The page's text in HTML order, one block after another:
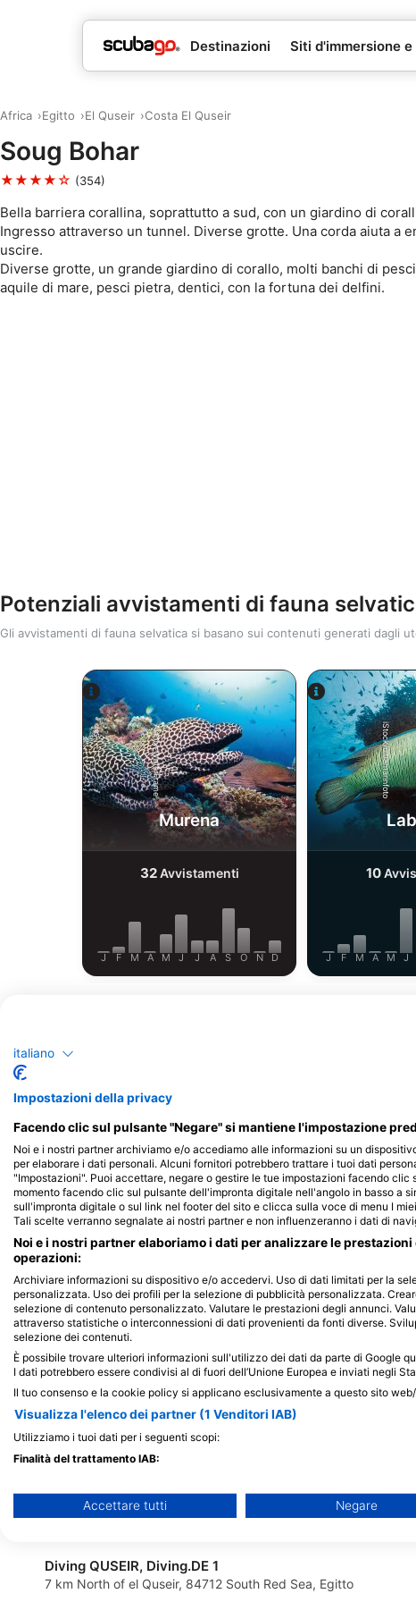
Destinazioni Siti d'immersione
Africa Egitto El Quseir Costa El Quseir
Soug Bohar
★★★★☆ (354)
Bella barriera corallina, soprattutto a sud, con un giardino di
Ingresso attraverso un tunnel. Diverse grotte. Una corda aiuta a
uscire.
Diverse grotte, un grande giardino di corallo, molti banchi di
aquile di mare, pesci pietra, dentici, con la fortuna dei delfini.
Potenziali avvistamenti di fauna
Gli avvistamenti di fauna selvatica si basano sui contenuti generati dagli
Alamy-WaterFrame
Murena
32Avvistamenti
J F M A M J J A S O N D
iStock/ultramarinfoto
10
J F M A M J
Centri d'immersione che riforniscono
Extra Divers El Quseir, Mövenpick
Resort
Mövenpick Resort, 84712 El Quseir,
Egitto
Ducks Diving Quesier
Rohanou Beach Resort,
Egitto
Sea World Diving Center
Three Corners Sea Beach, 0100 Marsa Alam, Egitto
The Divers Universe
Flamenco beach and Resort / Kilo 7 North Quseir, 00000
Diving QUSEIR, Diving.DE 1
7 km North of el Quseir, 84712 South Red Sea, Egitto
italiano
Impostazioni della privacy
Facendo clic sul pulsante "Negare" si mantiene l'impostazione
Noi e i nostri partner archiviamo e/o accediamo alle informazioni su un
per elaborare i dati personali. Alcuni fornitori potrebbero trattare i tuoi dati
"Impostazioni". Puoi accettare, negare o gestire le tue impostazioni facendo
momento facendo clic sul pulsante dell'impronta digitale nell'angolo in basso a
sull'impronta digitale o sul link nel footer del sito e clicca sulla voce di menu I
Tali scelte verranno segnalate ai nostri partner e non influenzeranno i dati di
Noi e i nostri partner elaboriamo i dati per analizzare le
operazioni:
Archiviare informazioni su dispositivo e/o accedervi. Uso di dati limitati per la
personalizzata. Uso dei profili per la selezione di pubblicità personalizzata.
selezione di contenuto personalizzato. Valutare le prestazioni degli annunci.
attraverso statistiche o interconnessioni di dati provenienti da fonti diverse.
selezione dei contenuti.
È possibile trovare ulteriori informazioni sull'utilizzo dei dati da parte di Google
I dati potrebbero essere condivisi al di fuori dell’Unione Europea e inviati negli
Il tuo consenso e la cookie policy si applicano esclusivamente a questo sito
Visualizza l'elenco dei partner (1 Venditori IAB)
Utilizziamo i tuoi dati per i seguenti scopi:
Finalità del trattamento IAB:
Utilizzare dati limitati per la selezione della pubblicità
Creare profili per la pubblicità personalizzata
Utilizzare profili per la selezione di pubblicità personalizzata
Accettare tutti Negare